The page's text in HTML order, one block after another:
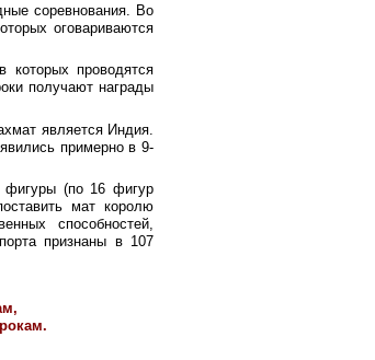
соревнования. Во
оговариваются
проводятся
получают награды
является Индия.
примерно в 9-
фигуры (по 16 фигур
мат королю
способностей,
признаны в 107